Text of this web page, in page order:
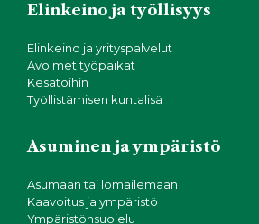
Elinkeino ja työllisyys
Elinkeino ja yrityspalvelut
Avoimet työpaikat
Kesätöihin
Työllistämisen kuntalisä
Asuminen ja ympäristö
Asumaan tai lomailemaan
Kaavoitus ja ympäristö
Ympäristönsuojelu